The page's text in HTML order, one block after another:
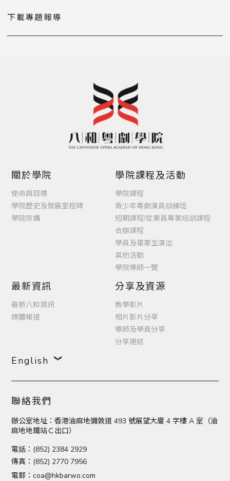
下載專題報導
關於學院
使命與目標
學院歷史及發展里程碑
學院架構
學院課程及活動
學院課程
青少年粵劇演員訓練班
短期課程/從業員專業培訓課程
合辦課程
學員及畢業生演出
其他活動
學院導師一覽
最新資訊
最新八和資訊
媒體報道
分享及資源
教學影片
相片影片分享
導師及學員分享
分享連結
English
聯絡我們
辦公室地址：香港油麻地彌敦道 493 號展望大廈 4 字樓 A 室（油
麻地地鐵站Ｃ出口）
電話：(852) 2384 2929
傳真：(852) 2770 7956
電郵： coa@hkbarwo.com